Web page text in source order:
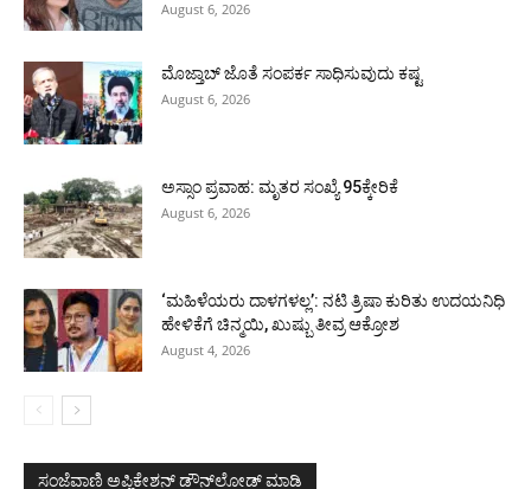
August 6, 2026
ಮೊಜ್ತಾಬ್ ಜೊತೆ ಸಂಪರ್ಕ ಸಾಧಿಸುವುದು ಕಷ್ಟ
August 6, 2026
ಅಸ್ಸಾಂ ಪ್ರವಾಹ: ಮೃತರ ಸಂಖ್ಯೆ 95ಕ್ಕೇರಿಕೆ
August 6, 2026
‘ಮಹಿಳೆಯರು ದಾಳಗಳಲ್ಲ’: ನಟಿ ತ್ರಿಷಾ ಕುರಿತು ಉದಯನಿಧಿ
ಹೇಳಿಕೆಗೆ ಚಿನ್ಮಯಿ, ಖುಷ್ಬು ತೀವ್ರ ಆಕ್ರೋಶ
August 4, 2026
ಸಂಜೆವಾಣಿ ಅಪ್ಲಿಕೇಶನ್ ಡೌನ್‌ಲೋಡ್ ಮಾಡಿ